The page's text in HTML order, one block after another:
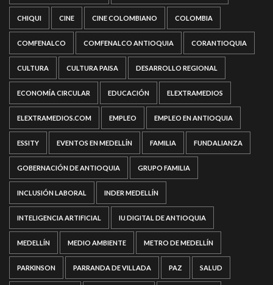
CHIQUI CINE CINE COLOMBIANO COLOMBIA
COMFENALCO COMFENALCO ANTIOQUIA CORANTIOQUIA
CULTURA CULTURA PAISA DESARROLLO REGIONAL
ECONOMÍA CIRCULAR EDUCACIÓN ELEXTRAMEDIOS
ELEXTRAMEDIOS.COM EMPLEO EMPLEO EN ANTIOQUIA
ESSITY EVENTOS EN MEDELLÍN FAMILIA FUNDALIANZA
GOBERNACIÓN DE ANTIOQUIA GRUPO FAMILIA
INCLUSIÓN LABORAL INDER MEDELLÍN
INTELIGENCIA ARTIFICIAL IU DIGITAL DE ANTIOQUIA
MEDELLÍN MEDIO AMBIENTE METRO DE MEDELLÍN
PARKINSON PARRANDA DE VILLADA PAZ SALUD